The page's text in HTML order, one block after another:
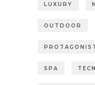
LUXURY
OUTDOOR
SPA